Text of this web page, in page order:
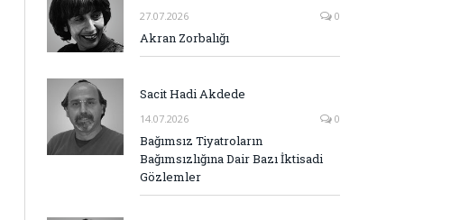
27.07.2026 0
Akran Zorbalığı
Sacit Hadi Akdede
14.07.2026 0
Bağımsız Tiyatroların
Bağımsızlığına Dair Bazı İktisadi
Gözlemler